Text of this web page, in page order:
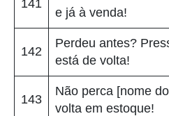
141
e já à venda!
142
Perdeu antes?
está de volta!
143
Não perca [nome
volta em estoque!